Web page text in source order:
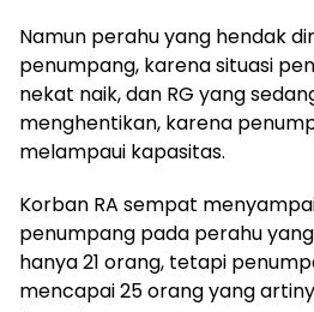
Namun perahu yang hendak
penumpang, karena situasi
nekat naik, dan RG yang
menghentikan, karena
melampaui kapasitas.
Korban RA sempat
penumpang pada perahu
hanya 21 orang, tetapi
mencapai 25 orang yang